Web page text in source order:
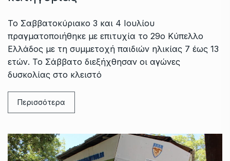
Το Σαββατοκύριακο 3 και 4 Ιουλίου
πραγματοποιήθηκε με επιτυχία το 29ο Κύπελλο
Ελλάδος με τη συμμετοχή παιδιών ηλικίας 7 έως 13
ετών. Το Σάββατο διεξήχθησαν οι αγώνες
δυσκολίας στο κλειστό
Περισσότερα